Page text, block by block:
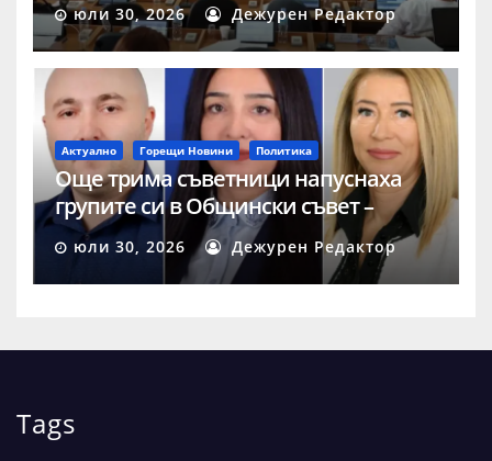
юли 30, 2026 Дежурен Редактор
Актуално Горещи Новини Политика
Още трима съветници напуснаха
групите си в Общински съвет –
Шумен
юли 30, 2026 Дежурен Редактор
Tags